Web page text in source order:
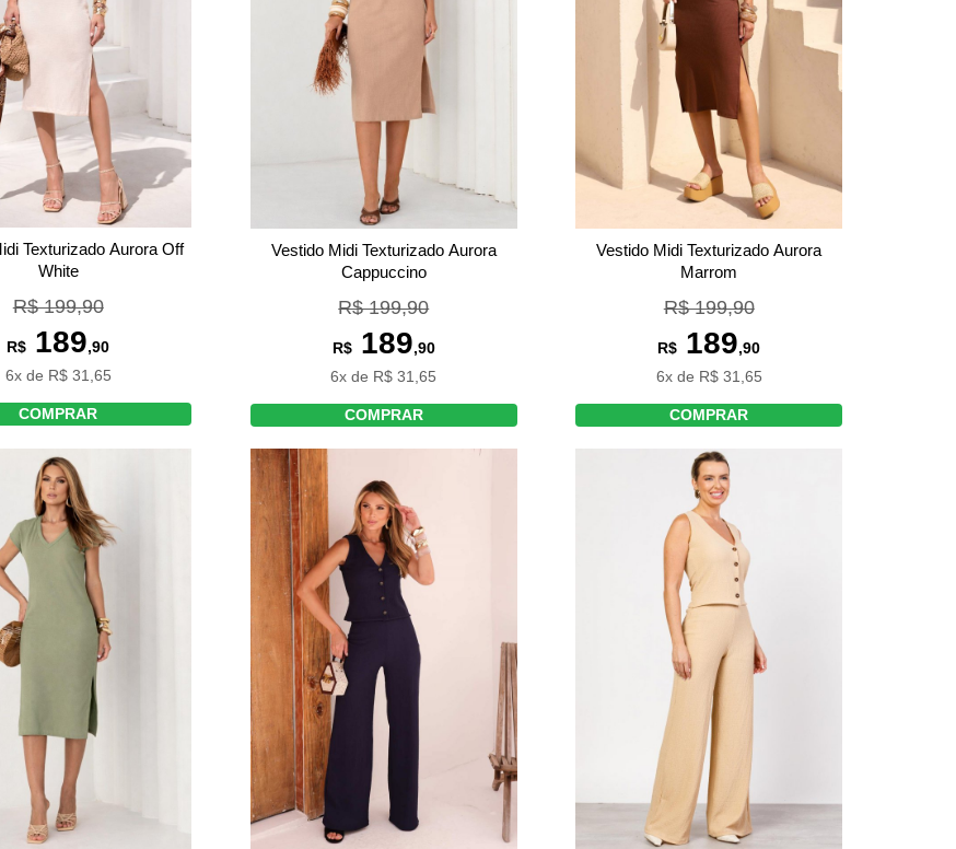
Texturizado Aurora Off
White
R$ 199,90
R$ 189,90
6x de R$ 31,65
COMPRAR
Vestido Midi Texturizado Aurora
Cappuccino
R$ 199,90
R$189,90
6x de R$ 31,65
COMPRAR
Vestido Midi Texturizado Aurora
Marrom
R$ 199,90
R$ 189,90
6x de R$ 31,65
COMPRAR